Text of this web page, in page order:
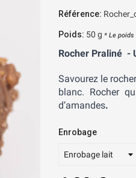
Référence:
Poids: 50 g * Le
Rocher Praliné  -
Savourez le
blanc. Rocher
d’amandes.
Enrobage